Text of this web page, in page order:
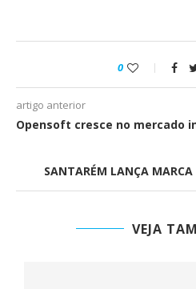
0
artigo anterior
Opensoft cresce no mercado
SANTARÉM LANÇA MARCA
VEJA